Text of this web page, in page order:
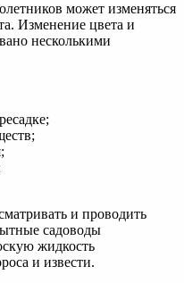
может изменяться
Изменение цвета и
несколькими
и проводить
садоводы
жидкость
и извести.